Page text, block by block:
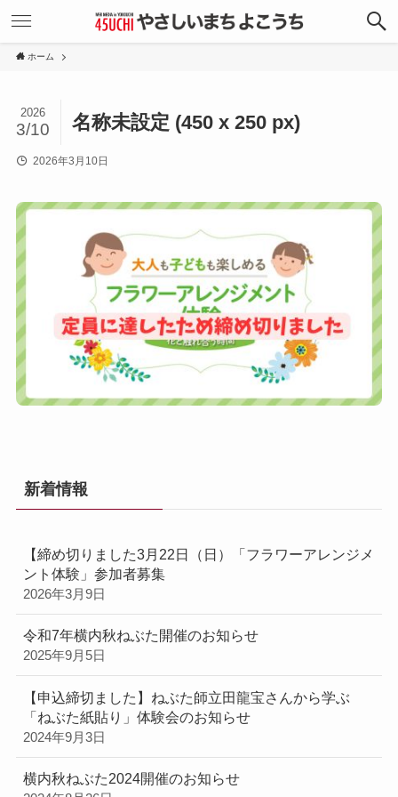
ホーム
名称未設定 (450 x 250 px)
2026
3/10
2026年3月10日
新着情報
【締め切りました3月22日（日）「フラワーアレンジメ
ント体験」参加者募集
2026年3月9日
令和7年横内秋ねぶた開催のお知らせ
2025年9月5日
【申込締切ました】ねぶた師立田龍宝さんから学ぶ
「ねぶた紙貼り」体験会のお知らせ
2024年9月3日
横内秋ねぶた2024開催のお知らせ